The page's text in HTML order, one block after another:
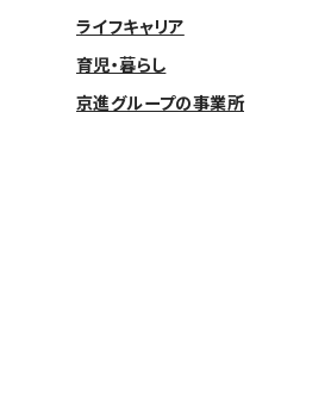
ライフキャリア
育児・暮らし
京進グループの事業所